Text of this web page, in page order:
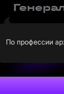
По профессии